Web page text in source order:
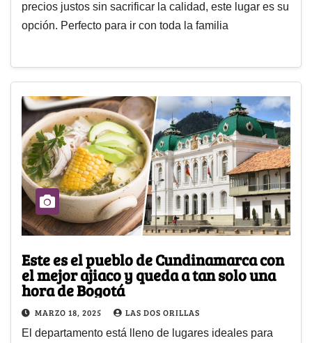
precios justos sin sacrificar la calidad, este lugar es su
opción. Perfecto para ir con toda la familia
Este es el pueblo de Cundinamarca con
el mejor ajiaco y queda a tan solo una
hora de Bogotá
MARZO 18, 2025 LAS DOS ORILLAS
El departamento está lleno de lugares ideales para